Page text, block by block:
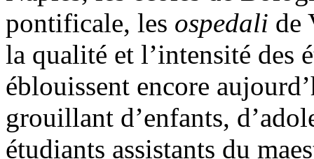
pontificale, les ospedali de
la qualité et l’intensité des
éblouissent encore
grouillant d’enfants,
étudiants assistants du